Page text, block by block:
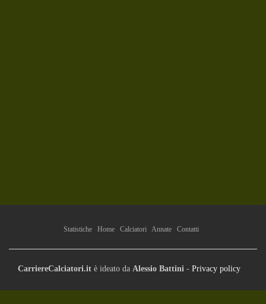
Statistiche Home Calciatori Annate Contatti
CarriereCalciatori.it è ideato da Alessio Battini - Privacy policy